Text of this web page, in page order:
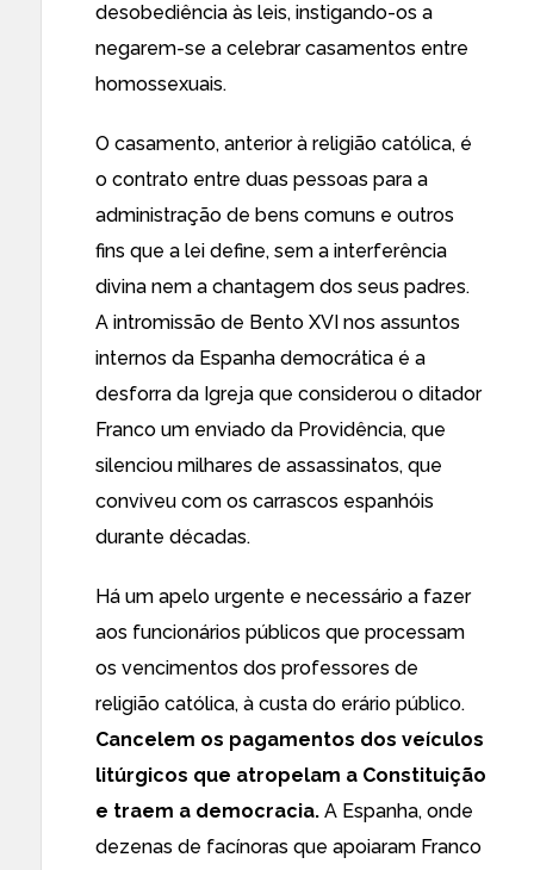
desobediência às leis, instigando-os a
negarem-se a celebrar casamentos entre
homossexuais.
O casamento, anterior à religião católica, é
o contrato entre duas pessoas para a
administração de bens comuns e outros
fins que a lei define, sem a interferência
divina nem a chantagem dos seus padres.
A intromissão de Bento XVI nos assuntos
internos da Espanha democrática é a
desforra da Igreja que considerou o ditador
Franco um enviado da Providência, que
silenciou milhares de assassinatos, que
conviveu com os carrascos espanhóis
durante décadas.
Há um apelo urgente e necessário a fazer
aos funcionários públicos que processam
os vencimentos dos professores de
religião católica, à custa do erário público.
Cancelem os pagamentos dos veículos
litúrgicos que atropelam a Constituição
e traem a democracia. A Espanha, onde
dezenas de facínoras que apoiaram Franco